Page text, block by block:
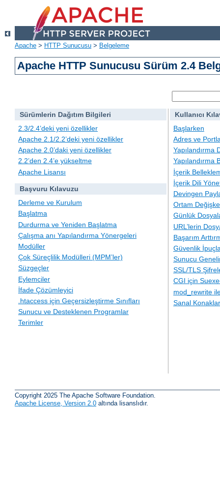
Apache > HTTP Sunucusu > Belgeleme
Apache HTTP Sunucusu Sürüm 2.4
Sürümlerin Dağıtım Bilgileri
2.3/2.4’deki yeni özellikler
Apache 2.1/2.2’deki yeni özellikler
Apache 2.0’daki yeni özellikler
2.2’den 2.4’e yükseltme
Apache Lisansı
Başvuru Kılavuzu
Derleme ve Kurulum
Başlatma
Durdurma ve Yeniden Başlatma
Çalışma anı Yapılandırma Yönergeleri
Modüller
Çok Süreçlilik Modülleri (MPM’ler)
Süzgeçler
Eylemciler
İfade Çözümleyici
.htaccess için Geçersizleştirme Sınıfları
Sunucu ve Desteklenen Programlar
Terimler
Kullanıcı
Başlarken
Adres ve
Yapılandırma
Yapılandırma
İçerik
İçerik Dili
Devingen
Ortam
Günlük
URL’lerin
Başarım
Güvenlik
Sunucu
SSL/TLS
CGI için
mod_rewrite
Sanal Konaklar
Copyright 2025 The Apache Software Foundation.
Apache License, Version 2.0 altında lisanslıdır.